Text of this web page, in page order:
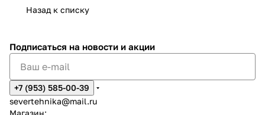
Назад к списку
Подписаться на новости и акции
+7 (953) 585-00-39
severtehnika@mail.ru
Магазин: